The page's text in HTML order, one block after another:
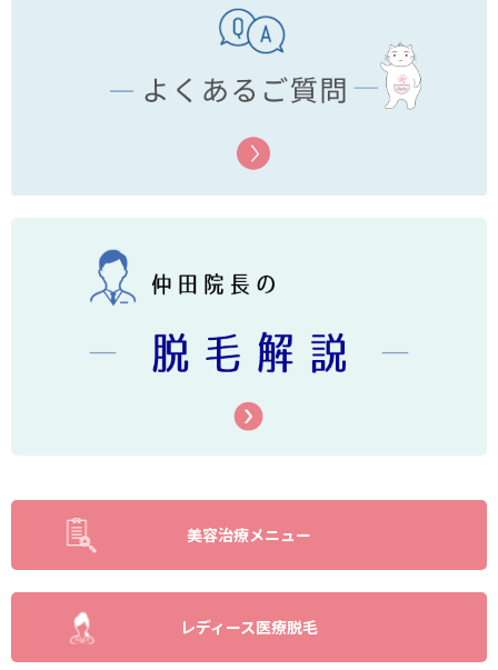
美容治療メニュー
レディース医療脱毛